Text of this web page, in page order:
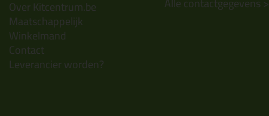
Over Kitcentrum.be
Maatschappelijk
Winkelmand
Contact
Leverancier worden?